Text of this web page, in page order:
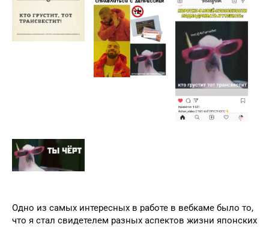
Одно из самых интересных в работе в вебкаме было то,
что я стал свидетелем разных аспектов жизни японских